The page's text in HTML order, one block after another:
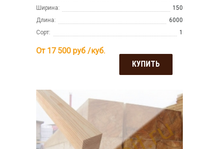
Ширина:
150
Длина:
6000
Сорт:
1
От 17 500 руб /куб.
КУПИТЬ